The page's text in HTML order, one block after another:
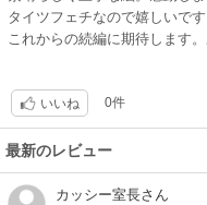
タイツフェチなので嬉しいです
これからの続編に期待します
いいね 0件
最新のレビュー
カッシー室長さん